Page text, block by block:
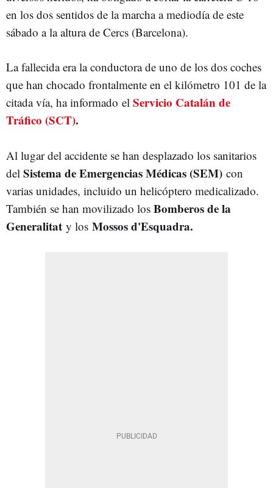
en los dos sentidos de la marcha a mediodía de este
sábado a la altura de Cercs (Barcelona).
La fallecida era la conductora de uno de los dos coches
que han chocado frontalmente en el kilómetro 101 de la
citada vía, ha informado el Servicio Catalán de
Tráfico (SCT).
Al lugar del accidente se han desplazado los sanitarios
del Sistema de Emergencias Médicas (SEM) con
varias unidades, incluido un helicóptero medicalizado.
También se han movilizado los Bomberos de la
Generalitat y los Mossos d'Esquadra.